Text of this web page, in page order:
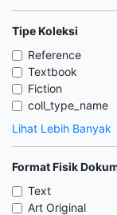
Tipe Koleksi
Reference
Textbook
Fiction
coll_type_name
Lihat Lebih Banyak
Format Fisik
Text
Art Original